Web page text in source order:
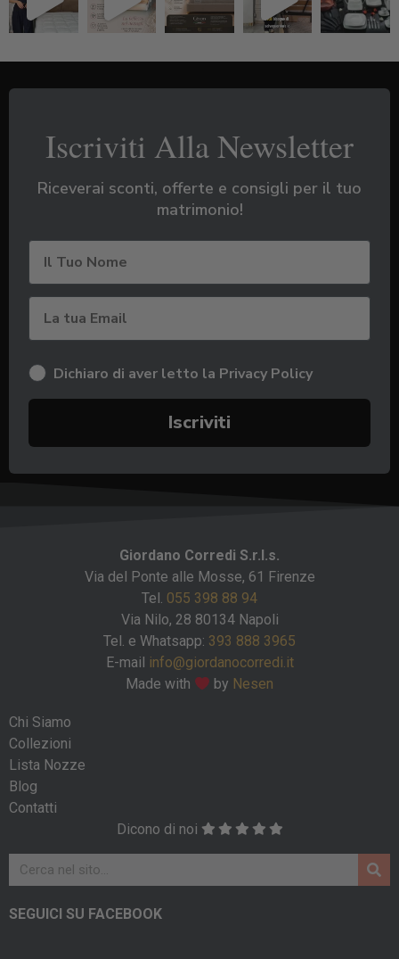
Iscriviti Alla Newsletter
Riceverai sconti, offerte e consigli per il tuo
matrimonio!
nome
Dichiaro di aver letto la Privacy Policy
Iscriviti
Giordano Corredi S.r.l.s.
Via del Ponte alle Mosse, 61 Firenze
Tel. 055 398 88 94
Via Nilo, 28 80134 Napoli
Tel. e Whatsapp: 393 888 3965
E-mail info@giordanocorredi.it
Made with
by Nesen
Chi Siamo
Collezioni
Lista Nozze
Blog
Contatti
Dicono di noi
SEGUICI SU FACEBOOK